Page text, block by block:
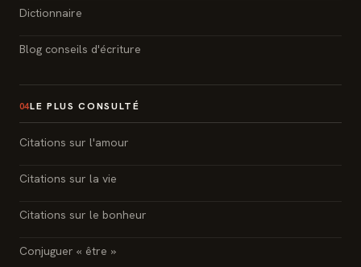
Dictionnaire
Blog conseils d'écriture
04LE PLUS CONSULTÉ
Citations sur l'amour
Citations sur la vie
Citations sur le bonheur
Conjuguer « être »